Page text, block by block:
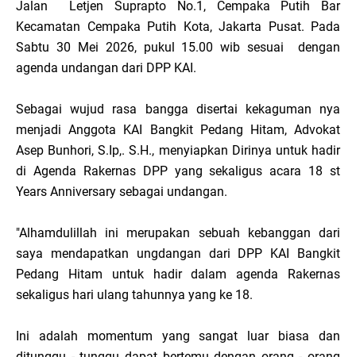
Jalan Letjen Suprapto No.1, Cempaka Putih Bar
Kecamatan Cempaka Putih Kota, Jakarta Pusat. Pada
Sabtu 30 Mei 2026, pukul 15.00 wib sesuai dengan
agenda undangan dari DPP KAI.
Sebagai wujud rasa bangga disertai kekaguman nya
menjadi Anggota KAI Bangkit Pedang Hitam, Advokat
Asep Bunhori, S.Ip,. S.H., menyiapkan Dirinya untuk hadir
di Agenda Rakernas DPP yang sekaligus acara 18 st
Years Anniversary sebagai undangan.
"Alhamdulillah ini merupakan sebuah kebanggan dari
saya mendapatkan ungdangan dari DPP KAI Bangkit
Pedang Hitam untuk hadir dalam agenda Rakernas
sekaligus hari ulang tahunnya yang ke 18.
Ini adalah momentum yang sangat luar biasa dan